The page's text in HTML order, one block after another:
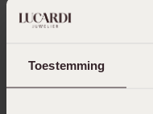
Toestemming